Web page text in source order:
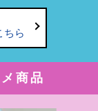
ちら
商品